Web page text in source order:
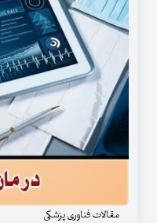
مقالات فناوری پزشکی